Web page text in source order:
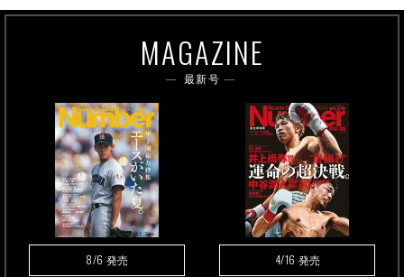
MAGAZINE
最新号
8/6 発売 4/16 発売